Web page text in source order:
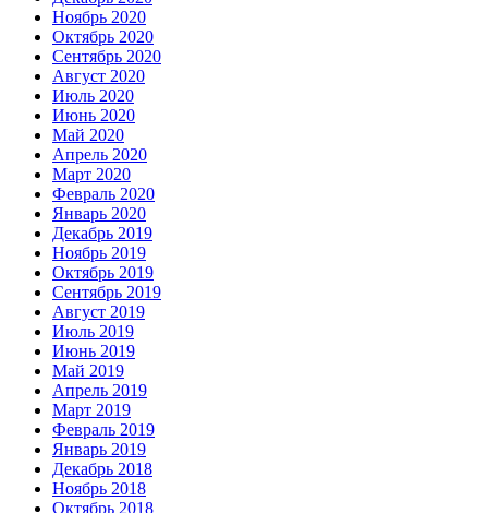
Ноябрь 2020
Октябрь 2020
Сентябрь 2020
Август 2020
Июль 2020
Июнь 2020
Май 2020
Апрель 2020
Март 2020
Февраль 2020
Январь 2020
Декабрь 2019
Ноябрь 2019
Октябрь 2019
Сентябрь 2019
Август 2019
Июль 2019
Июнь 2019
Май 2019
Апрель 2019
Март 2019
Февраль 2019
Январь 2019
Декабрь 2018
Ноябрь 2018
Октябрь 2018